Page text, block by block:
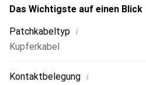
einseitige Einbau-Buchse
professionelle Anwendungen
Low Smoke Zero Halogen
Sicherheit bietet.
Das Wichtigste auf einen Blick
Patchkabeltyp i
Kupferkabel
Kontaktbelegung i